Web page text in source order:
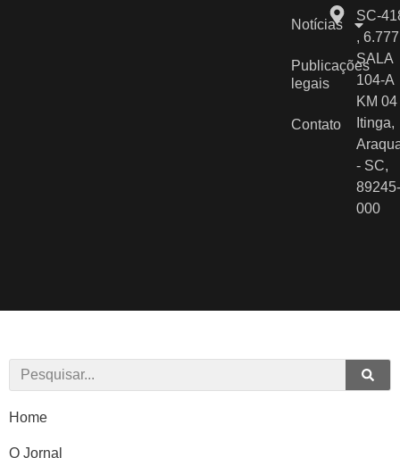
Notícias
Publicações
legais
Contato
SC-
,
SALA
104-A
KM 04
Itinga,
- SC,
89245-
000
Home
O Jornal